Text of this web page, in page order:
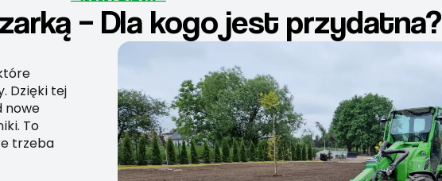
– Dla kogo jest przydatna?
Dzięki tej
nowe
To
trzeba